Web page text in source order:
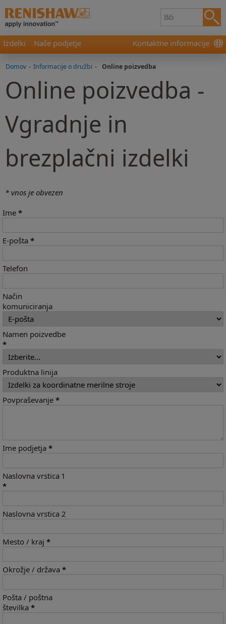
Izdelki Naše podjetje Kontaktne informacije
Domov - Informacije o družbi - Online poizvedba
Online poizvedba -
Vgradnje in
brezplačni izdelki
* vnos je obvezen
Ime *
E-pošta *
Telefon
Način
komuniciranja
Namen poizvedbe
*
Produktna linija
Povpraševanje *
Ime podjetja *
Naslovna vrstica 1
*
Naslovna vrstica 2
Mesto / kraj *
Okrožje / država *
Pošta / poštna
številka *